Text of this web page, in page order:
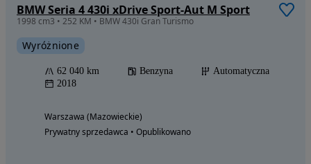
BMW Seria 4 430i xDrive Sport-Aut M Sport
1998 cm3 • 252 KM • BMW 430i Gran Turismo
Wyróżnione
62 040 km Benzyna
Automatyczna
2018
Warszawa (Mazowieckie)
Prywatny sprzedawca • Opublikowano